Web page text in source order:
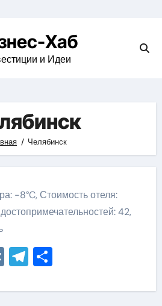
Хаб
и Идеи
Челябинск
-8°C, Стоимость отеля:
42,
VKTelegram
Отправить